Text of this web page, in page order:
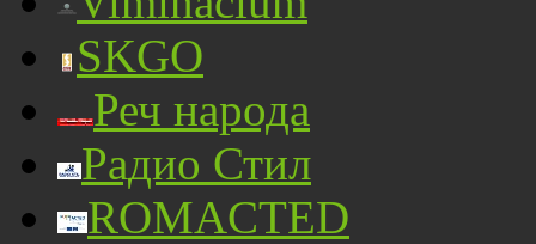
SKGO
Реч народа
Радио Стил
ROMACTED